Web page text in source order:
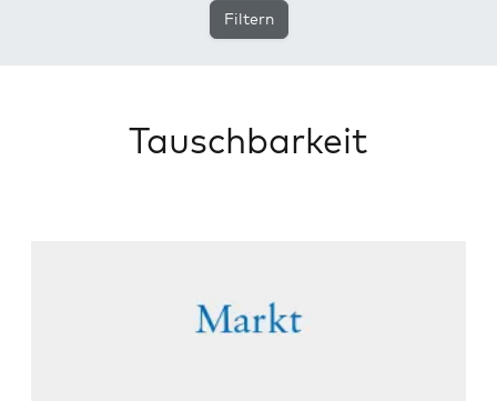
Filtern
Tauschbarkeit